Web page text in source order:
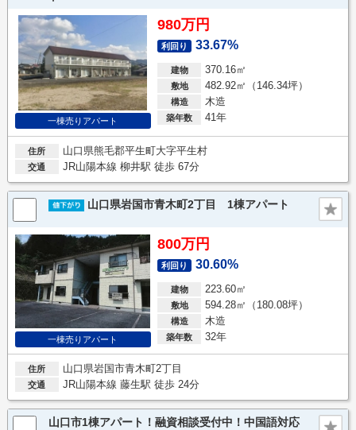
一棟売りアパート
980万円
利回り 33.67%
建物 370.16㎡
敷地 482.92㎡（146.34坪）
構造 木造
築年数 41年
住所 山口県熊毛郡平生町大字平生村
交通 JR山陽本線 柳井駅 徒歩 67分
山口県岩国市青木町2丁目 1棟アパート
一棟売りアパート
800万円
利回り 30.60%
建物 223.60㎡
敷地 594.28㎡（180.08坪）
構造 木造
築年数 32年
住所 山口県岩国市青木町2丁目
交通 JR山陽本線 藤生駅 徒歩 24分
山口市1棟アパート！融資相談受付中！中国語対応